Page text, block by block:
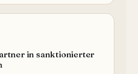
in sanktionierter